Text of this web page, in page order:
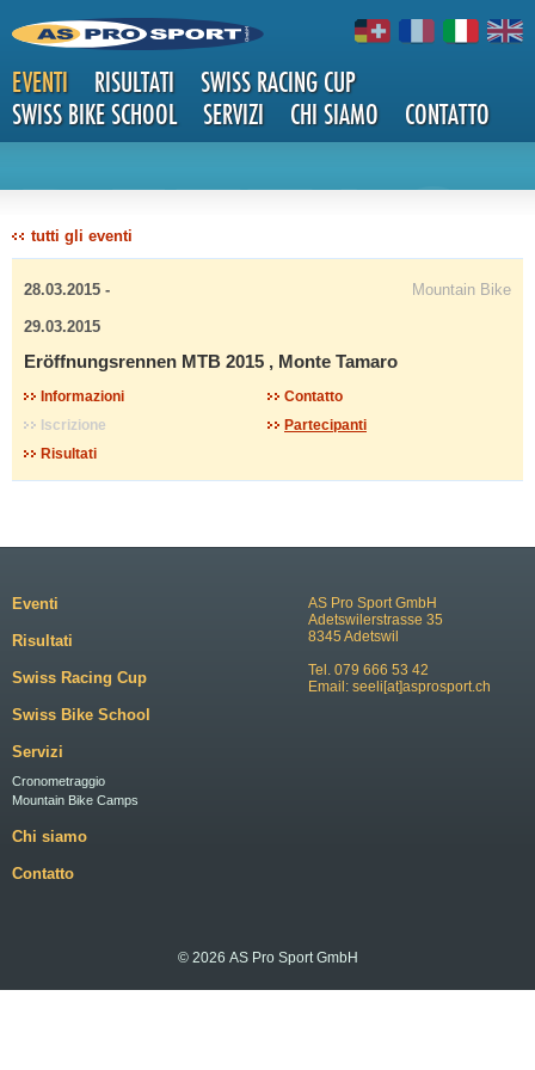
EVENTI RISULTATI
SWISS RACING CUP
SWISS BIKE SCHOOL
SERVIZI CHI SIAMO CONTATTO
DETTAG
LI
tutti gli eventi
28.03.2015 -
29.03.2015
Mountain Bike
Eröffnungsrennen MTB 2015 , Monte Tamaro
Informazioni
Contatto
Iscrizione
Partecipanti
Risultati
AS Pro Sport GmbH
Adetswilerstrasse 35
8345 Adetswil
Tel. 079 666 53 42
Email: seeli[at]asprosport.ch
Eventi
Risultati
Swiss Racing Cup
Swiss Bike School
Servizi
Cronometraggio
Mountain Bike Camps
Chi siamo
Contatto
© 2026 AS Pro Sport GmbH